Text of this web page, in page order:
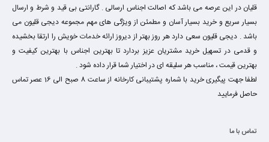
قلیان در این عرصه می باشد که اصالت اجناس ارسالی . گارانتی بی قید و شرط و ارسال
بسیار سریع و خرید بسیار آسان و مطمئن از ویژگی های مهم مجموعه دیجی قلیون می
باشد . دیجی قلیون سعی دارد هر روز بهتر از دیروز ارائه خدمات خویش را ارتقا بخشیده
و قدمی در تسهیل خرید مشتریان عزیز بردارد تا بهترین اجناس با بهترین کیفیت و
بهترین قیمت ، مناسب هر سلیقه ای در اختیار شما قرار داده شود .
لطفا جهت پیگیری خرید با شماره پشتیبانی کارخانه از ساعت 8 صبح الی 16 عصر تماس
حاصل فرمایید
تماس با ما